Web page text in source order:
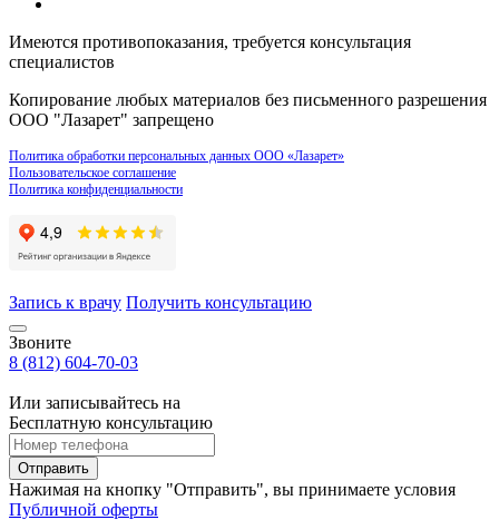
Имеются противопоказания, требуется консультация
специалистов
Копирование любых материалов без письменного разрешения
ООО "Лазарет" запрещено
Политика обработки персональных данных ООО «Лазарет»
Пользовательское соглашение
Политика конфиденциальности
Запись к врачу Получить консультацию
Звоните
8 (812) 604-70-03
Или записывайтесь на
Бесплатную консультацию
Отправить
Нажимая на кнопку "Отправить", вы принимаете условия
Публичной оферты